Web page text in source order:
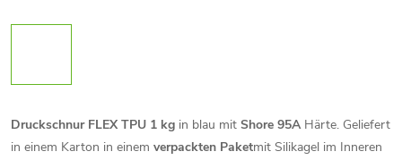
Druckschnur FLEX TPU 1 kg in blau mit Shore 95AHärte. Geliefert
in einem Karton in einem verpackten Paketmit Silikagel im Inneren